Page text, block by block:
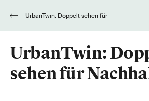
UrbanTwin:
sehen für